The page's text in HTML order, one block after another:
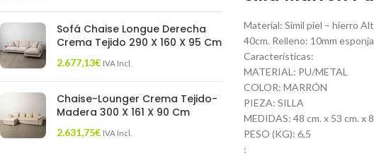
Sofá Chaise Longue Derecha
Crema Tejido 290 X 160 X 95 Cm
2.677,13€ IVA Incl.
Chaise-Lounger Crema Tejido-
Madera 300 X 161 X 90 Cm
2.631,75€ IVA Incl.
Material: Simil piel – hierro
40cm. Relleno: 10mm
Características:
MATERIAL: PU/METAL
COLOR: MARRÓN
PIEZA: SILLA
MEDIDAS: 48 cm. x 53 cm. x
PESO (KG): 6,5
: